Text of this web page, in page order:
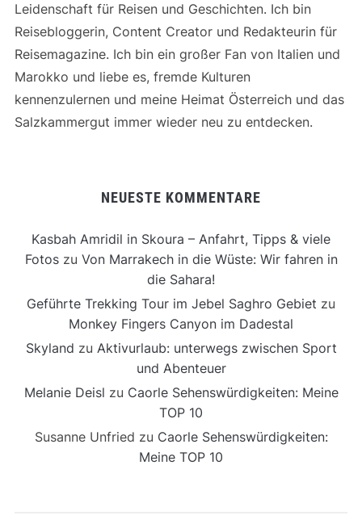
Leidenschaft für Reisen und Geschichten. Ich bin
Reisebloggerin, Content Creator und Redakteurin für
Reisemagazine. Ich bin ein großer Fan von Italien und
Marokko und liebe es, fremde Kulturen
kennenzulernen und meine Heimat Österreich und das
Salzkammergut immer wieder neu zu entdecken.
NEUESTE KOMMENTARE
Kasbah Amridil in Skoura – Anfahrt, Tipps & viele
Fotoszu Von Marrakech in die Wüste: Wir fahren in
die Sahara!
Geführte Trekking Tour im Jebel Saghro Gebiet zu
Monkey Fingers Canyon im Dadestal
Skyland zu Aktivurlaub: unterwegs zwischen Sport
und Abenteuer
Melanie Deisl zu Caorle Sehenswürdigkeiten: Meine
TOP 10
Susanne Unfried zu Caorle Sehenswürdigkeiten:
Meine TOP 10